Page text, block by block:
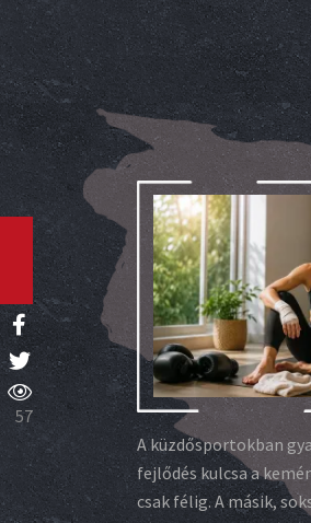
57
A küzdősportokban
fejlődés kulcsa a
csak félig. A másik,